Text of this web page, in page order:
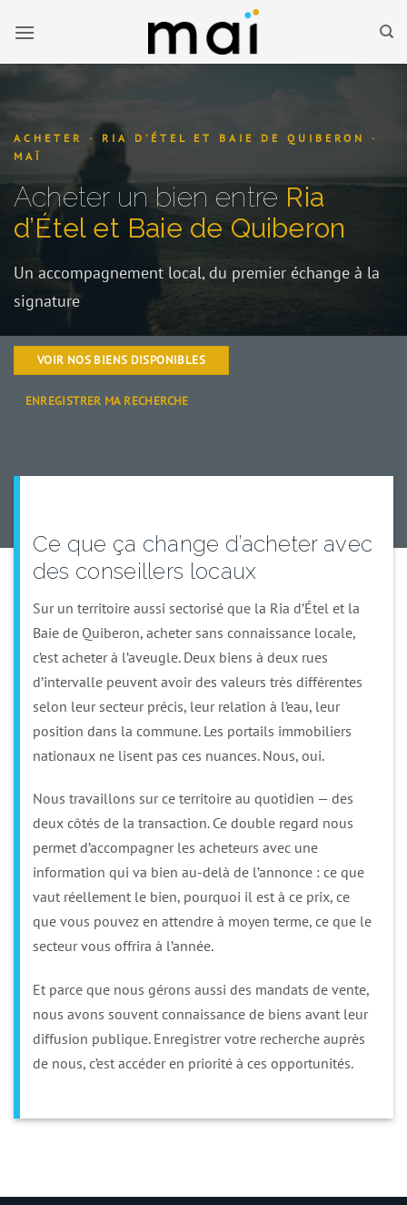
ACHETER · RIA D’ÉTEL ET BAIE DE QUIBERON ·
MAÏ
Acheter un bien entre Ria
d’Étel et Baie de Quiberon
Un accompagnement local, du premier échange à la
signature
VOIR NOS BIENS DISPONIBLES
ENREGISTRER MA RECHERCHE
Ce que ça change d’acheter avec
des conseillers locaux
Sur un territoire aussi sectorisé que la Ria d’Étel et la
Baie de Quiberon, acheter sans connaissance locale,
c’est acheter à l’aveugle. Deux biens à deux rues
d’intervalle peuvent avoir des valeurs très différentes
selon leur secteur précis, leur relation à l’eau, leur
position dans la commune. Les portails immobiliers
nationaux ne lisent pas ces nuances. Nous, oui.
Nous travaillons sur ce territoire au quotidien — des
deux côtés de la transaction. Ce double regard nous
permet d’accompagner les acheteurs avec une
information qui va bien au-delà de l’annonce : ce que
vaut réellement le bien, pourquoi il est à ce prix, ce
que vous pouvez en attendre à moyen terme, ce que le
secteur vous offrira à l’année.
Et parce que nous gérons aussi des mandats de vente,
nous avons souvent connaissance de biens avant leur
diffusion publique. Enregistrer votre recherche auprès
de nous, c’est accéder en priorité à ces opportunités.